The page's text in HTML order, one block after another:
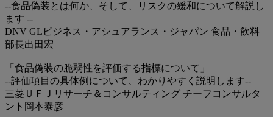
--食品偽装とは何か、そして、リスクの緩和について解説し
ます --
DNV GLビジネス・アシュアランス・ジャパン 食品・飲料
部長出田宏
「食品偽装の脆弱性を評価する指標について」
--評価項目の具体例について、わかりやすく説明します--
三菱ＵＦＪリサーチ＆コンサルティング チーフコンサルタ
ント岡本泰彦